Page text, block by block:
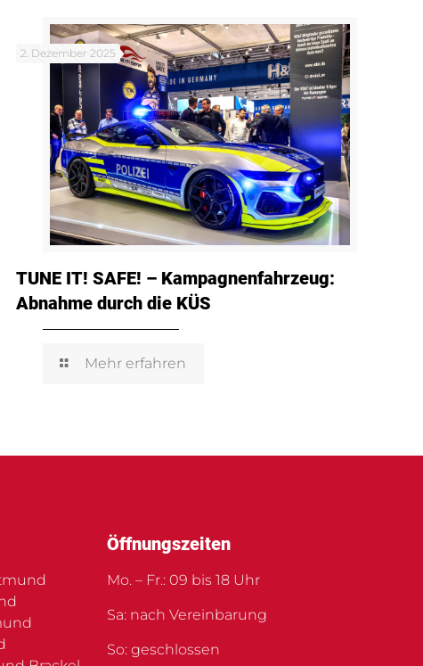
2. Dezember 2025
TUNE IT! SAFE! – Kampagnenfahrzeug:
Abnahme durch die KÜS
Mehr erfahren
Öffnungszeiten
Mo. – Fr.: 09 bis 18 Uhr
Sa: nach Vereinbarung
So: geschlossen